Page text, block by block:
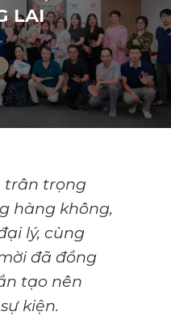
LAI
trân trọng
hàng không,
lý, cùng
đã đồng
tạo nên
kiện.